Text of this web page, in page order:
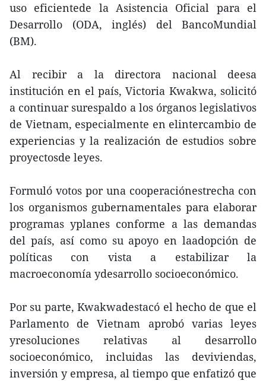
uso eficientede la Asistencia Oficial para el
Desarrollo (ODA, inglés) del BancoMundial
(BM).
Al recibir a la directora nacional deesa
institución en el país, Victoria Kwakwa, solicitó
a continuar surespaldo a los órganos legislativos
de Vietnam, especialmente en elintercambio de
experiencias y la realización de estudios sobre
proyectosde leyes.
Formuló votos por una cooperaciónestrecha con
los organismos gubernamentales para elaborar
programas yplanes conforme a las demandas
del país, así como su apoyo en laadopción de
políticas con vista a estabilizar la
macroeconomía ydesarrollo socioeconómico.
Por su parte, Kwakwadestacó el hecho de que el
Parlamento de Vietnam aprobó varias leyes
yresoluciones relativas al desarrollo
socioeconómico, incluidas las deviviendas,
inversión y empresa, al tiempo que enfatizó que